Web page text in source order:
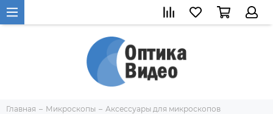
Главная Микроскопы Аксессуары для микроскопов